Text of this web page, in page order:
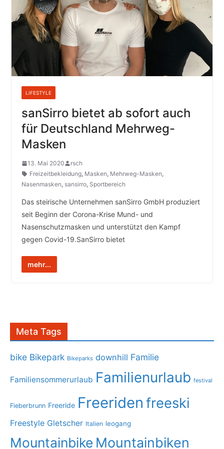
LIFESTYLE
sanSirro bietet ab sofort auch
für Deutschland Mehrweg-
Masken
13. Mai 2020
rsch
Freizeitbekleidung, Masken, Mehrweg-Masken,
Nasenmasken, sansirro, Sportbereich
Das steirische Unternehmen sanSirro GmbH produziert
seit Beginn der Corona-Krise Mund- und
Nasenschutzmasken und unterstützt den Kampf
gegen Covid-19.SanSirro bietet
mehr...
Meta Tags
bike Bikepark Bikeparks downhill Familie
Familiensommerurlaub Familienurlaub festival
Fieberbrunn Freeride Freeriden freeski
Freestyle Gletscher Italien leogang
Mountainbike Mountainbiken